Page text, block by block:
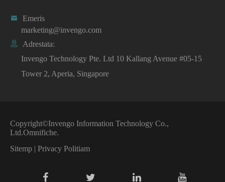

Emeris
marketing@invengo.com

Adrestata:
Invengo Technology Pte. Ltd 10 Kallang Avenue #05-15
Tower 2, Aperia, Singapore
Copyright©Invengo Information Technology Co.,
Ltd.Omnifiche.
Sitemp | Privacy Politiam